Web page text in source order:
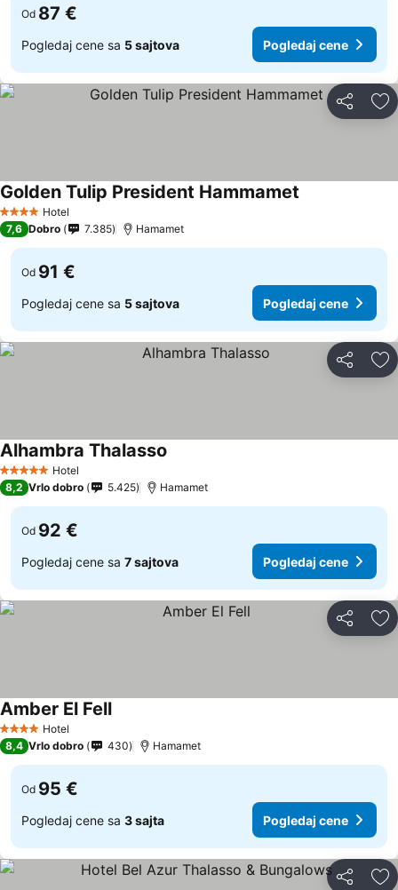
Od 87 €
Pogledaj cene sa 5 sajtova Pogledaj cene
Deli
4 ZvezdiceHotel
Golden Tulip President Hammamet
7,6 Dobro 7.385 Hamamet
Od 91 €
Pogledaj cene sa 5 sajtova Pogledaj cene
Deli
5 ZvezdiceHotel
Alhambra Thalasso
8,2 Vrlo dobro 5.425 Hamamet
Od 92 €
Pogledaj cene sa 7 sajtova Pogledaj cene
Deli
4 ZvezdiceHotel
Amber El Fell
8,4 Vrlo dobro 430 Hamamet
Od 95 €
Pogledaj cene sa 3 sajta Pogledaj cene
Deli